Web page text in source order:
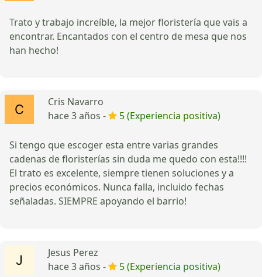
Trato y trabajo increíble, la mejor floristería que vais a
encontrar. Encantados con el centro de mesa que nos
han hecho!
Cris Navarro
hace 3 años -
5 (Experiencia positiva)
Si tengo que escoger esta entre varias grandes
cadenas de floristerías sin duda me quedo con esta!!!!
El trato es excelente, siempre tienen soluciones y a
precios económicos. Nunca falla, incluido fechas
señaladas. SIEMPRE apoyando el barrio!
Jesus Perez
hace 3 años -
5 (Experiencia positiva)